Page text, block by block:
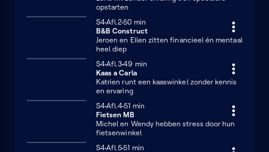
opstarten
Seizoen 4
S4Afl.250 minuten
50 min
B&B Construct
Jeroen en Ellen zitten financieel én mentaal
heel diep
Seizoen 4
S4Afl.349 minuten
49 min
Kaas a Carla
Katrien runt een kaaswinkel zonder kennis
en ervaring
Seizoen 4
S4Afl.451 minuten
51 min
Fietsen MB
Michel en Wendy hebben stress door hun
fietsenwinkel
Seizoen 4
S4Afl.551 minuten
51 min